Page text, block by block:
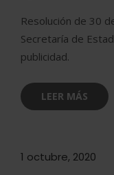
Resolución de 30
Secretaría de
publicidad.
LEER MÁS
1 octubre, 2020